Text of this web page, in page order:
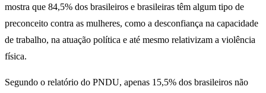
mostra que 84,5% dos brasileiros e brasileiras têm algum tipo de
preconceito contra as mulheres, como a desconfiança na capacidade
de trabalho, na atuação política e até mesmo relativizam a violência
física.
Segundo o relatório do PNDU, apenas 15,5% dos brasileiros não